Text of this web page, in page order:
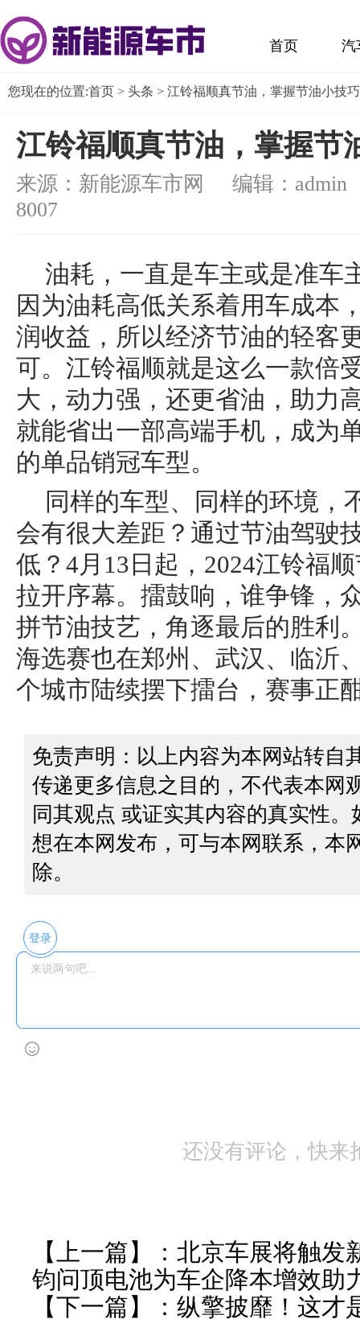
首页 汽
您现在的位置:首页 > 头条 > 江铃福顺真节油，掌握节油小技
江铃福顺真节油，掌握节
来源：新能源车市网 编辑：admin
8007
油耗，一直是车主或是准车
因为油耗高低关系着用车成本
润收益，所以经济节油的轻客
可。江铃福顺就是这么一款倍
大，动力强，还更省油，助力
就能省出一部高端手机，成为
的单品销冠车型。
同样的车型、同样的环境，
会有很大差距？通过节油驾驶
低？4月13日起，2024江铃福
拉开序幕。擂鼓响，谁争锋，
拼节油技艺，角逐最后的胜利
海选赛也在郑州、武汉、临沂
个城市陆续摆下擂台，赛事正
免责声明：以上内容为本网站转自
传递更多信息之目的，不代表本网
同其观点 或证实其内容的真实性
想在本网发布，可与本网联系，本
除。
登录
还没有评论，快来
【上一篇】： 北京车展将触发
钧问顶电池为车企降本增效助
【下一篇】： 纵擎披靡！这才